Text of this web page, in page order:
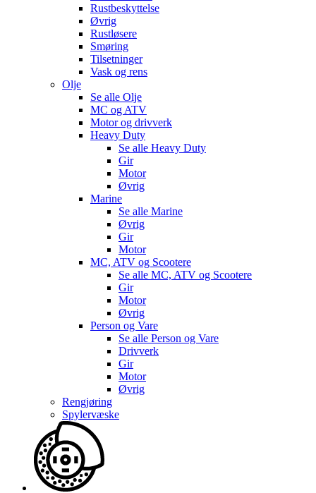
Rustbeskyttelse
Øvrig
Rustløsere
Smøring
Tilsetninger
Vask og rens
Olje
Se alle Olje
MC og ATV
Motor og drivverk
Heavy Duty
Se alle Heavy Duty
Gir
Motor
Øvrig
Marine
Se alle Marine
Øvrig
Gir
Motor
MC, ATV og Scootere
Se alle MC, ATV og Scootere
Gir
Motor
Øvrig
Person og Vare
Se alle Person og Vare
Drivverk
Gir
Motor
Øvrig
Rengjøring
Spylervæske